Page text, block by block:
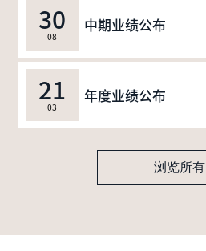
30
08
中期业绩公布
21
03
年度业绩公布
浏览所有